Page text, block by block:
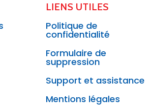
LIENS UTILES
Politique de
confidentialité
Formulaire de
suppression
Support et assistance
Mentions légales